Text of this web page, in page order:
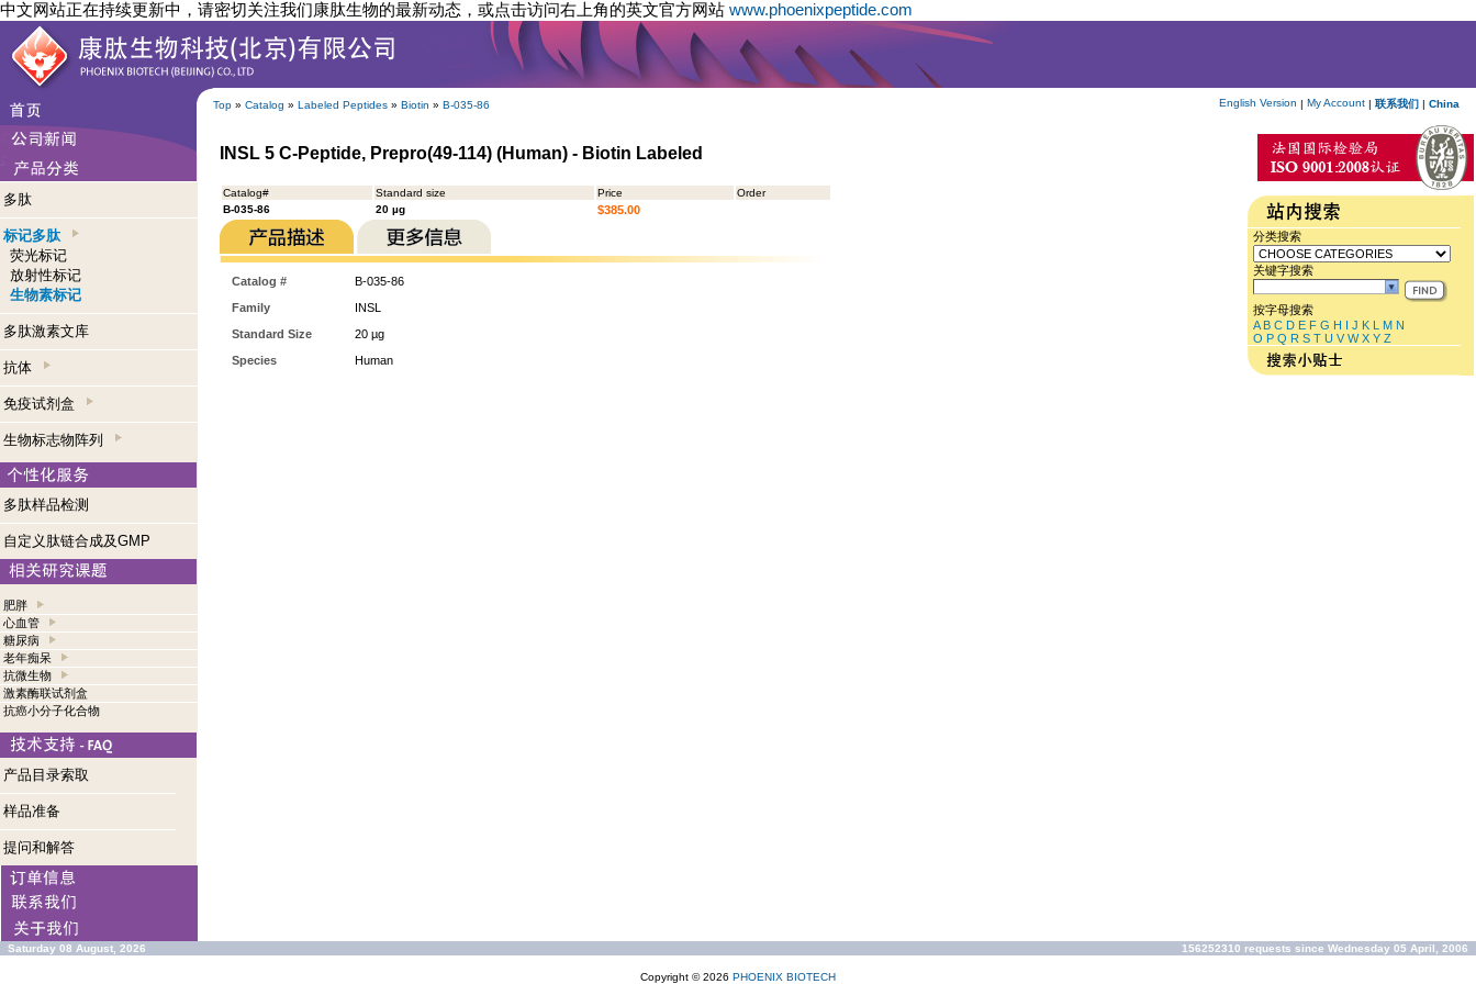
中文网站正在持续更新中，请密切关注我们康肽生物的最新动态，或点击访问右上角的英文官方网站 www.phoenixpeptide.com
Top » Catalog » Labeled Peptides » Biotin » B-035-86 English Version | My Account | 联系我们 | China
多肽
标记多肽
荧光标记
放射性标记
生物素标记
多肽激素文库
抗体
免疫试剂盒
生物标志物阵列
多肽样品检测
自定义肽链合成及GMP
肥胖
心血管
糖尿病
老年痴呆
抗微生物
激素酶联试剂盒
抗癌小分子化合物
产品目录索取
样品准备
提问和解答
INSL 5 C-Peptide, Prepro(49-114) (Human) - Biotin Labeled
Catalog# Standard size Price
Order
B-035-86
20 µg $385.00
Catalog #
B-035-86
Family
INSL
Standard Size
20 µg
Species
Human
分类搜索
关键字搜索
按字母搜索
A B C D E F G H I J K L M N
O P Q R S T U V W X Y Z
Saturday 08 August, 2026 156252310 requests since Wednesday 05 April, 2006
Copyright © 2026 PHOENIX BIOTECH